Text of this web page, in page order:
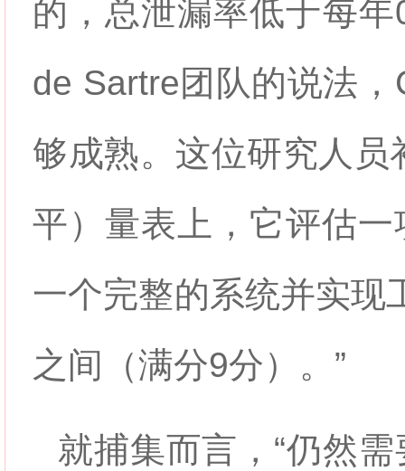
的，总泄漏率低于每
de Sartre团队的说法
够成熟。这位研究人员
平）量表上，它评估
一个完整的系统并实现
之间（满分9分）。”
就捕集而言，“仍然